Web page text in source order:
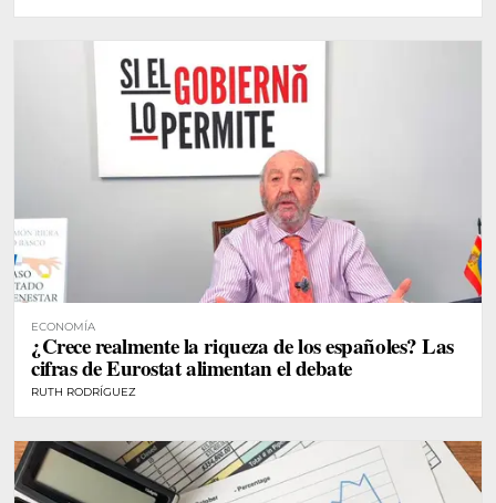
ECONOMÍA
¿Crece realmente la riqueza de los españoles? Las
cifras de Eurostat alimentan el debate
RUTH RODRÍGUEZ